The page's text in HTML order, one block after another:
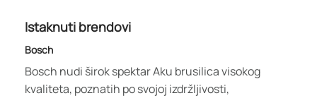
Istaknuti brendovi
Bosch
Bosch nudi širok spektar Aku brusilica visokog
kvaliteta, poznatih po svojoj izdržljivosti,